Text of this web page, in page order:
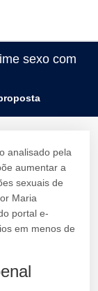
sexo com
analisado pela
aumentar a
sexuais de
Maria
portal e-
em menos de